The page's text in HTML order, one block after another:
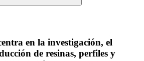
en la investigación, el
de resinas, perfiles y